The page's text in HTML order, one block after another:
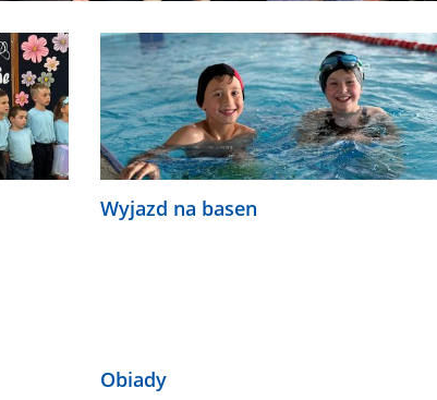
Wyjazd na basen
Obiady